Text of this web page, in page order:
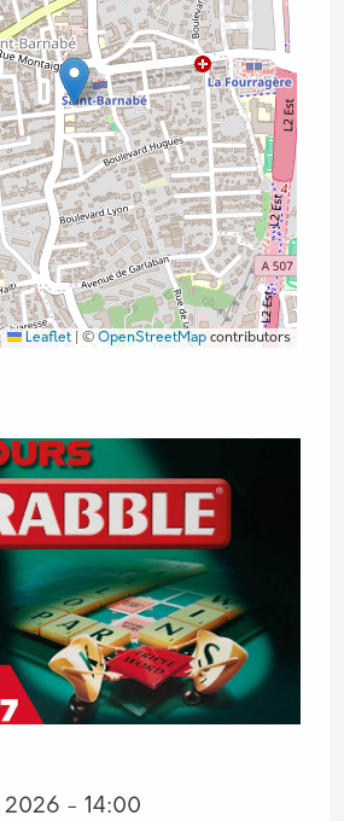
Leaflet © OpenStreetMap contributors
2026 - 14:00